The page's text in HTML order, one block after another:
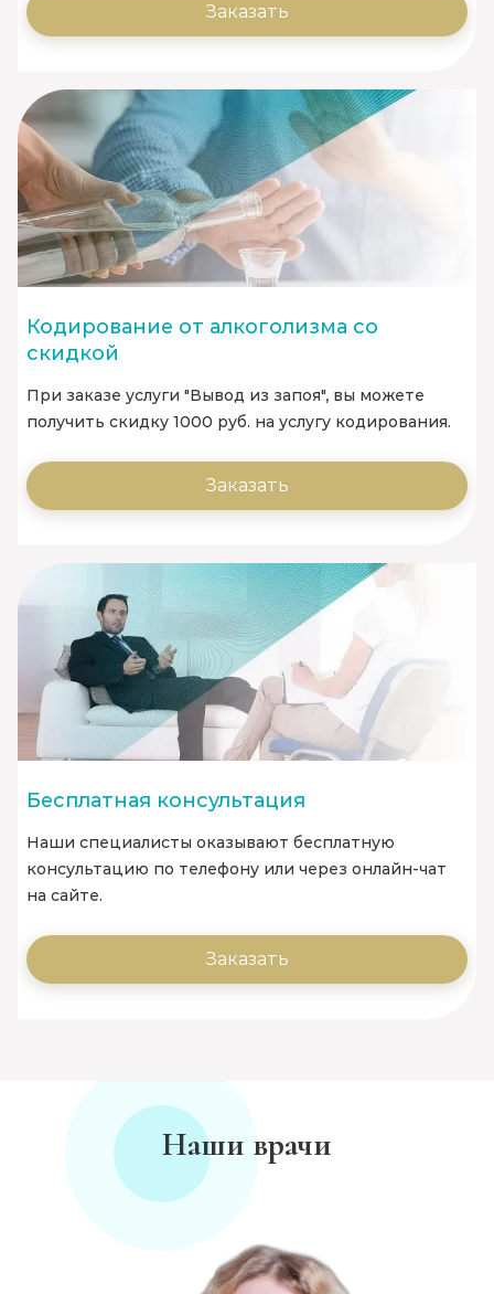
Заказать
Кодирование от алкоголизма со
скидкой
При заказе услуги "Вывод из запоя", вы можете
получить скидку 1000 руб. на услугу кодирования.
Заказать
Бесплатная консультация
Наши специалисты оказывают бесплатную
консультацию по телефону или через онлайн-чат
на сайте.
Заказать
Наши врачи